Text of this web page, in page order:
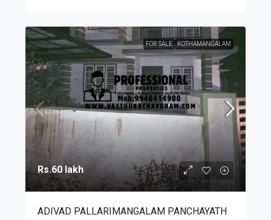
FOR SALE KOTHAMANGALAM
Rs.60 lakh
ADIVAD PALLARIMANGALAM PANCHAYATH